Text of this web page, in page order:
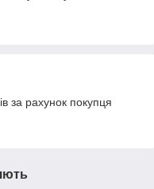
за рахунок покупця